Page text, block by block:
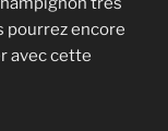
pourrez encore
avec cette